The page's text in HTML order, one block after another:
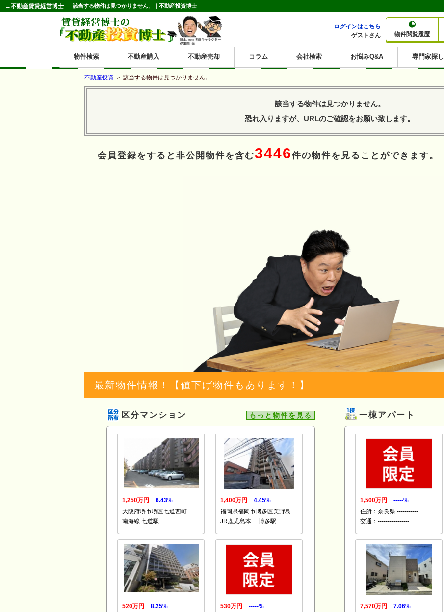
該当する物件は見つかりません。｜不動産投資博士
物件閲覧履歴
ログインはこちら
ゲストさん
物件検索
投資マンション
一棟売りアパート
一棟売りマンション
一棟売りビル
店舗・事務所
賃貸併用住宅
戸建賃貸
土地
新築住宅
工場・倉庫
ホテルペンション 利回り7%以上
利回り8%以上
利回り9%以上
利回り10%以上
利回り11%以上
利回り12%以上
利回り13%以上
利回り14%以上
利回り15%以上
利回り16%以上
不動産購入 不動産売却 コラム 会社検索 お悩みQ&A 専門家探し
←不動産賃貸経営博士
不動産投資 ＞ 該当する物件は見つかりません。
該当する物件は見つかりません。
恐れ入りますが、URLのご確認をお願い致します。
会員登録をすると非公開物件を含む3446件の物件を見ることができます。
最新物件情報！【値下げ物件もあります！】
区分マンション もっと物件を見る
1,250万円
6.43%
大阪府堺市堺区七道西町
南海線 七道駅
1,400万円
4.45%
福岡県福岡市博多区美野島…
JR鹿児島本… 博多駅
520万円
8.25%
530万円
-----%
一棟アパート
1,500万円
-----%
住所：奈良県 -----------
交通：----------------
7,570万円
7.06%